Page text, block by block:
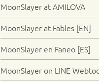
MoonSlayer at AMILOVA
MoonSlayer at Fables [EN]
MoonSlayer en Faneo [ES]
MoonSlayer on LINE